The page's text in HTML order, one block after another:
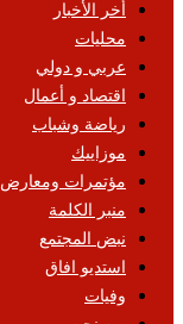
أخر الأخبار
محليات
عربي و دولي
اقتصاد و أعمال
رياضة وشباب
موزاييك
مؤتمرات ومعارض
منبر الكلمة
نبض المجتمع
استديو افاق
وفيات